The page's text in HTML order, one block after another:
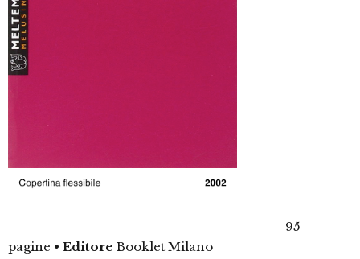
95
pagine • Editore Booklet Milano